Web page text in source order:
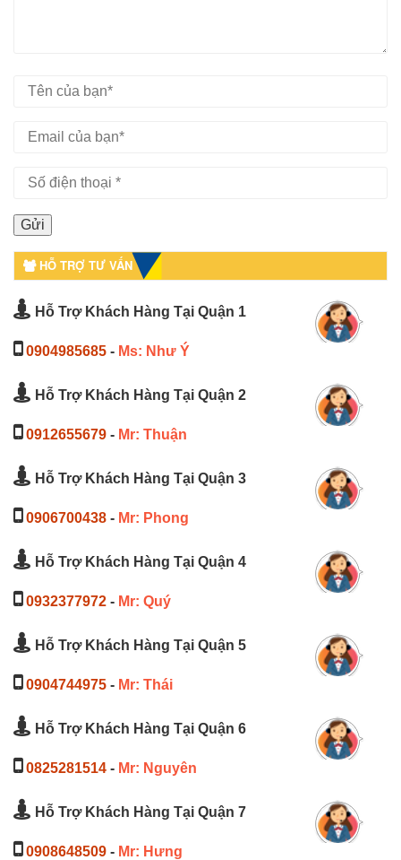
HỖ TRỢ TƯ VẤN
Hỗ Trợ Khách Hàng Tại Quận 1
0904985685 - Ms: Như Ý
Hỗ Trợ Khách Hàng Tại Quận 2
0912655679 - Mr: Thuận
Hỗ Trợ Khách Hàng Tại Quận 3
0906700438 - Mr: Phong
Hỗ Trợ Khách Hàng Tại Quận 4
0932377972 - Mr: Quý
Hỗ Trợ Khách Hàng Tại Quận 5
0904744975 - Mr: Thái
Hỗ Trợ Khách Hàng Tại Quận 6
0825281514 - Mr: Nguyên
Hỗ Trợ Khách Hàng Tại Quận 7
0908648509 - Mr: Hưng